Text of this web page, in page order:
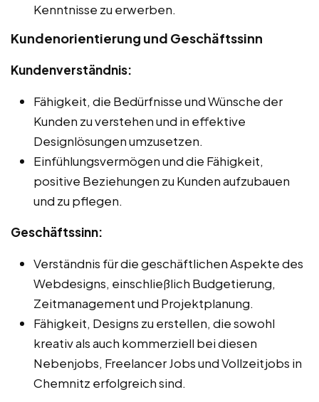
Kenntnisse zu erwerben.
Kundenorientierung und Geschäftssinn
Kundenverständnis:
Fähigkeit, die Bedürfnisse und Wünsche der
Kunden zu verstehen und in effektive
Designlösungen umzusetzen.
Einfühlungsvermögen und die Fähigkeit,
positive Beziehungen zu Kunden aufzubauen
und zu pflegen.
Geschäftssinn:
Verständnis für die geschäftlichen Aspekte des
Webdesigns, einschließlich Budgetierung,
Zeitmanagement und Projektplanung.
Fähigkeit, Designs zu erstellen, die sowohl
kreativ als auch kommerziell bei diesen
Nebenjobs, Freelancer Jobs und Vollzeitjobs in
Chemnitz erfolgreich sind.